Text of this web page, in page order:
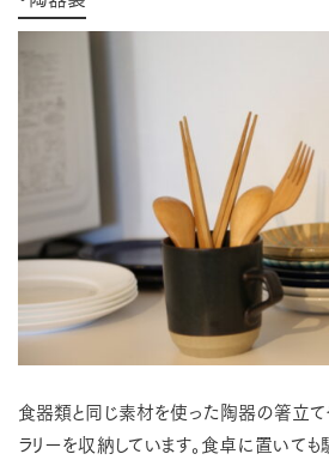
食器類と同じ素材を使った陶器の箸立て
ラリーを収納しています。食卓に置いて